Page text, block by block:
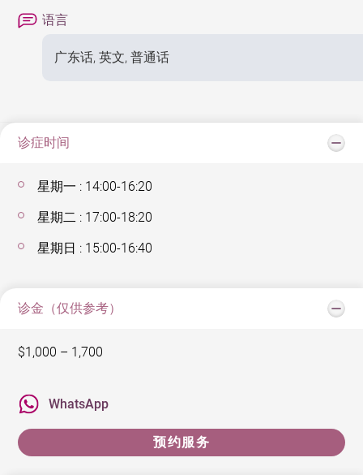
语言
广东话, 英文, 普通话
诊症时间
星期一 : 14:00-16:20
星期二 : 17:00-18:20
星期日 : 15:00-16:40
诊金（仅供参考）
$1,000 – 1,700
WhatsApp
预约服务